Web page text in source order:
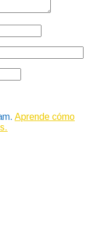
Aprende cómo